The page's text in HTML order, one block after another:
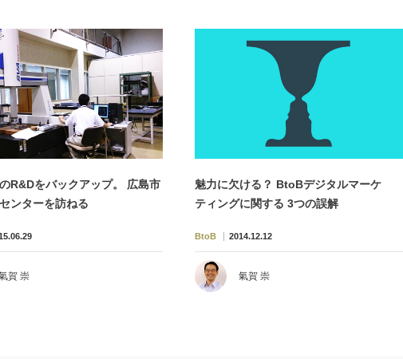
R&Dをバックアップ。 広島市
ンターを訪ねる
賀 崇
魅力に欠ける？ BtoBデジタルマーケ
ティングに関する 3つの誤解
BtoB 2014.12.12
氣賀 崇